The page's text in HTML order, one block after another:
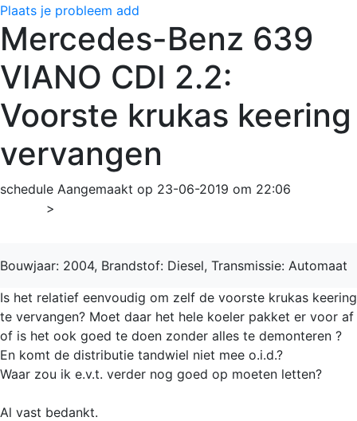
Plaats je probleem add
Mercedes-Benz 639
VIANO CDI 2.2:
Voorste krukas keering
vervangen
schedule Aangemaakt op 23-06-2019 om 22:06
>
Bouwjaar: 2004, Brandstof: Diesel, Transmissie: Automaat
Is het relatief eenvoudig om zelf de voorste krukas keering
te vervangen? Moet daar het hele koeler pakket er voor af
of is het ook goed te doen zonder alles te demonteren ?
En komt de distributie tandwiel niet mee o.i.d.?
Waar zou ik e.v.t. verder nog goed op moeten letten?
Al vast bedankt.